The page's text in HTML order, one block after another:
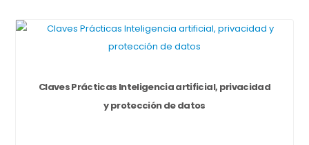
Claves Prácticas Inteligencia artificial, privacidad
y protección de datos